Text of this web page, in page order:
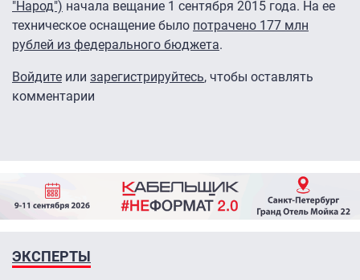
"Народ") начала вещание 1 сентября 2015 года. На ее
техническое оснащение было потрачено 177 млн
рублей из федерального бюджета.
Войдите или зарегистрируйтесь, чтобы оставлять
комментарии
ЭКСПЕРТЫ